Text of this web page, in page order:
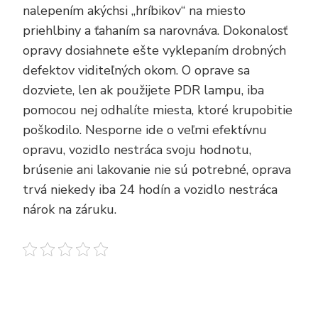
nalepením akýchsi „hríbikov“ na miesto
priehlbiny a ťahaním sa narovnáva. Dokonalosť
opravy dosiahnete ešte vyklepaním drobných
defektov viditeľných okom. O oprave sa
dozviete, len ak použijete PDR lampu, iba
pomocou nej odhalíte miesta, ktoré krupobitie
poškodilo. Nesporne ide o veľmi efektívnu
opravu, vozidlo nestráca svoju hodnotu,
brúsenie ani lakovanie nie sú potrebné, oprava
trvá niekedy iba 24 hodín a vozidlo nestráca
nárok na záruku.